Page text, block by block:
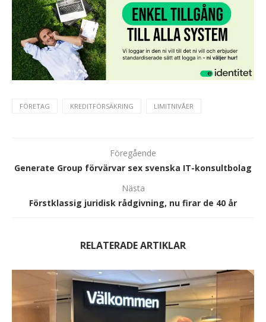
FÖRETAG KREDITFÖRSÄKRING LIMITNIVÅER
Föregående
Generate Group förvärvar sex svenska IT-konsultbolag
Nästa
Förstklassig juridisk rådgivning, nu firar de 40 år
RELATERADE ARTIKLAR